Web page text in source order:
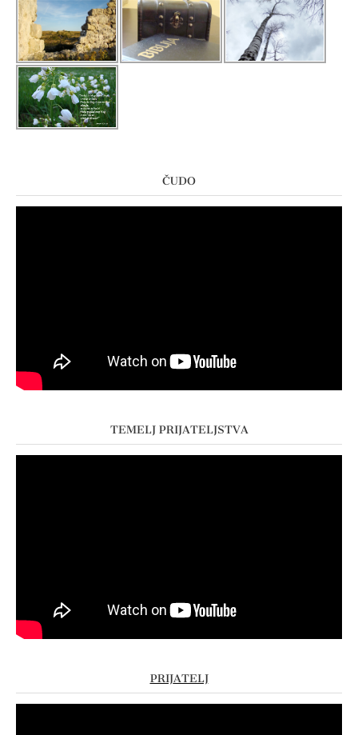
ČUDO
TEMELJ PRIJATELJSTVA
PRIJATELJ